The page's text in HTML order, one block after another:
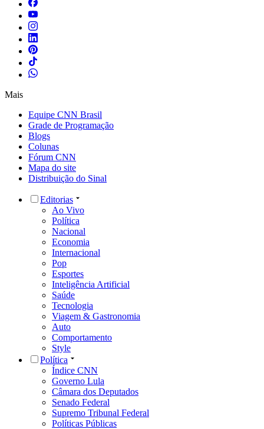
Mais
Equipe CNN Brasil
Grade de Programação
Blogs
Colunas
Fórum CNN
Mapa do site
Distribuição do Sinal
Editorias
Ao Vivo
Política
Nacional
Economia
Internacional
Pop
Esportes
Inteligência Artificial
Saúde
Tecnologia
Viagem & Gastronomia
Auto
Comportamento
Style
Política
Índice CNN
Governo Lula
Câmara dos Deputados
Senado Federal
Supremo Tribunal Federal
Políticas Públicas